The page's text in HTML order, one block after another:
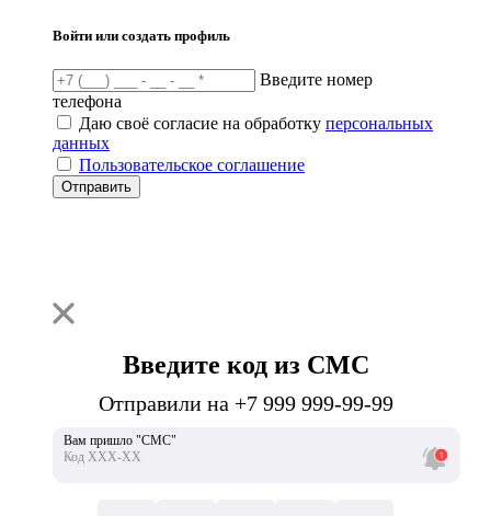
Войти или создать профиль
Введите номер
телефона
Даю своё согласие на обработку персональных
данных
Пользовательское соглашение
Отправить
Введите код из СМС
Отправили на +7 999 999-99-99
Вам пришло "СМС"
Код ХХХ-ХХ